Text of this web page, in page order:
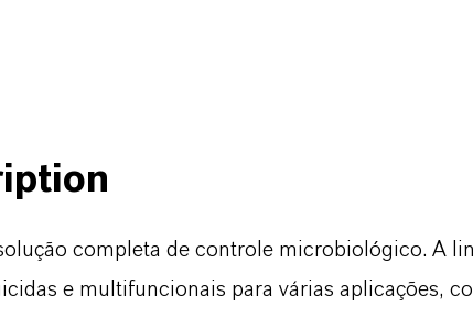
completa de controle microbiológico. A
e multifuncionais para várias aplicações,